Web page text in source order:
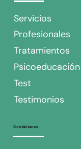
El
Servicios
Profesionales
Tratamientos
Psicoeducación
Test
Testimonios
Contáctanos